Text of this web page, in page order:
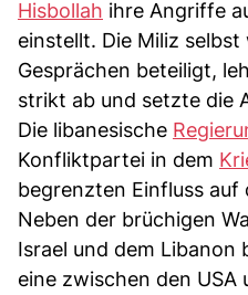
Hisbollah ihre Angriffe
einstellt. Die Miliz
Gesprächen beteiligt,
strikt ab und setzte die
Die libanesische
Konfliktpartei in dem
begrenzten Einfluss auf
Neben der brüchigen
Israel und dem Libanon
eine zwischen den USA